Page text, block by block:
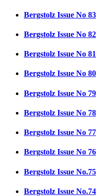
Bergstolz Issue No 83
Bergstolz Issue No 82
Bergstolz Issue No 81
Bergstolz Issue No 80
Bergstolz Issue No 79
Bergstolz Issue No 78
Bergstolz Issue No 77
Bergstolz Issue No 76
Bergstolz Issue No.75
Bergstolz Issue No.74